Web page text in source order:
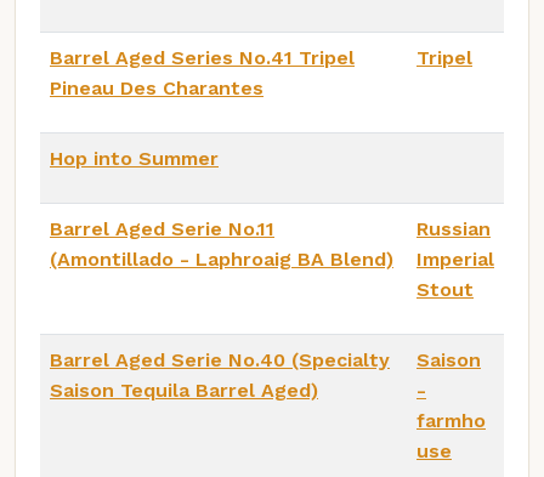
Barrel Aged Series No.41 Tripel
Pineau Des Charantes
Tripel
Hop into Summer
Barrel Aged Serie No.11
(Amontillado - Laphroaig BA Blend)
Russian
Imperial
Stout
Barrel Aged Serie No.40 (Specialty
Saison Tequila Barrel Aged)
Saison
-
farmho
use